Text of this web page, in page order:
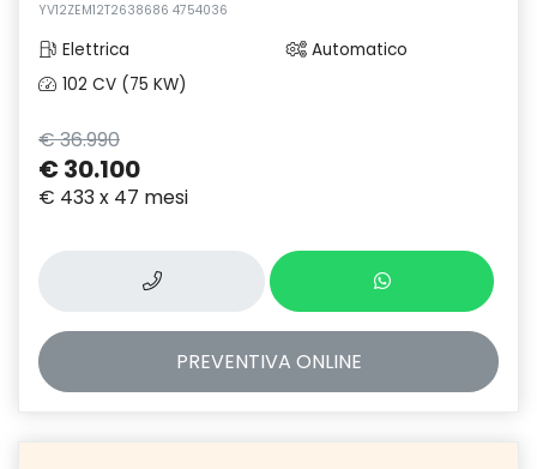
YV12ZEM12T2638686 4754036
Elettrica
Automatico
102 CV (75 KW)
€ 36.990
€ 30.100
€ 433 x 47 mesi
PREVENTIVA ONLINE